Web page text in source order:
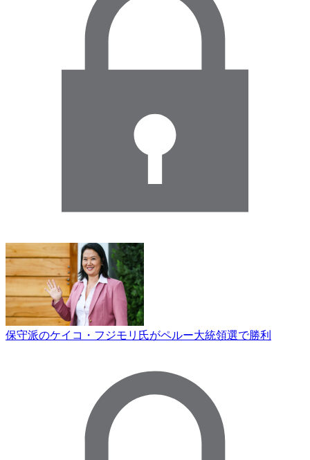
保守派のケイコ・フジモリ氏がペルー大統領選で勝利